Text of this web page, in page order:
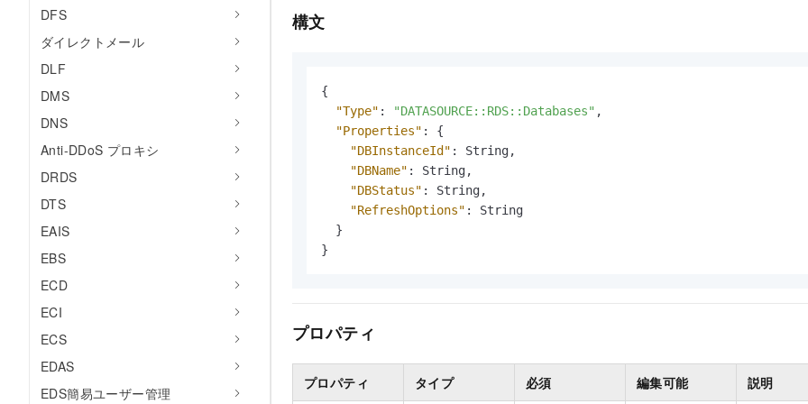
DFS
ダイレクトメール
DLF
DMS
DNS
Anti-DDoS プロキシ
DRDS
DTS
EAIS
EBS
ECD
ECI
ECS
EDAS
EDS簡易ユーザー管理
構文
{
"Type" : "DATASOURCE::RDS::Databases" ,
"Properties" :
{
"DBInstanceId" : String,
"DBName" : String,
"DBStatus" : String,
"RefreshOptions" :
String
}
}
プロパティ
プロパティ タイプ 必須 編集可能 説明